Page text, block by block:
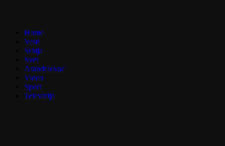
Home
Vesti
Srbija
Svet
Aranđelovac
Video
Sport
Televizija